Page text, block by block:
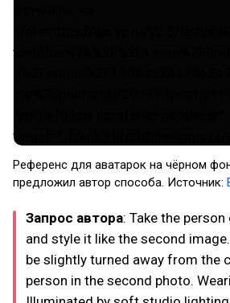
Референс для аватарок на чёрном
предложил автор способа. Источник:
Запрос автора: Take the
and style it like the second
be slightly turned away from the
person in the second photo.